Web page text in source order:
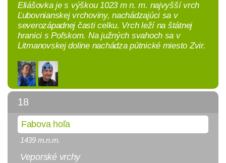
Eliášovka je s výškou 1023 m n. m. najvyšší vrch
Ľubovnianskej vrchoviny, nachádzajúci sa v
severozápadnej časti celku. Vrch leží na štátnej
hranici s Poľskom. Na južných svahoch sa v
Litmanovskej doline nachádza pútnické miesto Zvir.
18
Fabova hoľa
1439 m.n.m.
Veporské vrchy